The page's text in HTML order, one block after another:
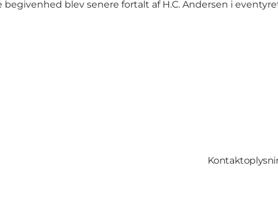
begivenhed blev senere fortalt af H.C. Andersen i